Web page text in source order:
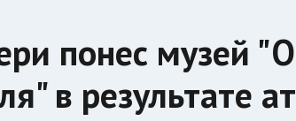
понес музей
в результате